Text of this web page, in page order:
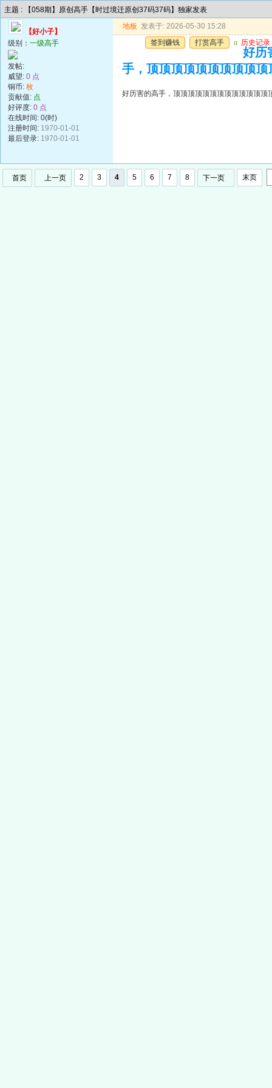
主题 : 【058期】原创高手【时过境迁原创37码37码】独家发表
【好小子】
级别： 一级高手
发帖:
威望: 0 点
铜币: 枚
贡献值: 点
好评度: 0 点
在线时间: 0(时)
注册时间: 1970-01-01
最后登录: 1970-01-01
地板 发表于: 2026-05-30 15:28
签到赚钱
打赏高手 u 历史记录
好历
手，顶顶顶顶顶顶顶顶顶顶
好历害的高手，顶顶顶顶顶顶顶顶顶顶顶顶
首页 上一页 2 3 4 5 6 7 8 下一页 末页